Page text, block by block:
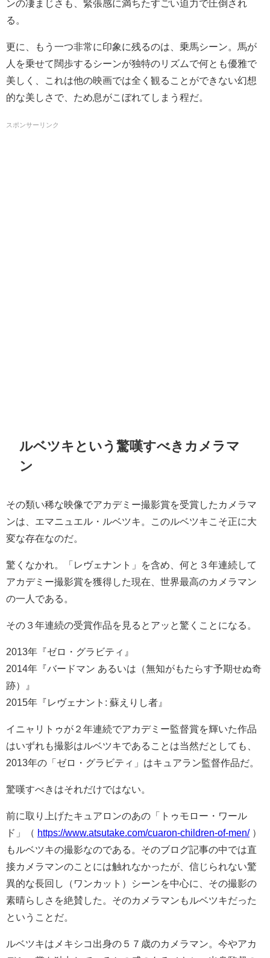
ンの凄まじさも、緊張感に満ちたすごい迫力で圧倒され
る。
更に、もう一つ非常に印象に残るのは、乗馬シーン。馬が
人を乗せて闊歩するシーンが独特のリズムで何とも優雅で
美しく、これは他の映画では全く観ることができない幻想
的な美しさで、ため息がこぼれてしまう程だ。
スポンサーリンク
ルベツキという驚嘆すべきカメラマ
ン
その類い稀な映像でアカデミー撮影賞を受賞したカメラマ
ンは、エマニュエル・ルベツキ。このルベツキこそ正に大
変な存在なのだ。
驚くなかれ。「レヴェナント」を含め、何と３年連続して
アカデミー撮影賞を獲得した現在、世界最高のカメラマン
の一人である。
その３年連続の受賞作品を見るとアッと驚くことになる。
2013年『ゼロ・グラビティ』
2014年『バードマン あるいは（無知がもたらす予期せぬ奇
跡）』
2015年『レヴェナント: 蘇えりし者』
イニャリトゥが２年連続でアカデミー監督賞を輝いた作品
はいずれも撮影はルベツキであることは当然だとしても、
2013年の「ゼロ・グラビティ」はキュアラン監督作品だ。
驚嘆すべきはそれだけではない。
前に取り上げたキュアロンのあの「トゥモロー・ワール
ド」（ https://www.atsutake.com/cuaron-children-of-men/‎）
もルベツキの撮影なのである。そのブログ記事の中では直
接カメラマンのことには触れなかったが、信じられない驚
異的な長回し（ワンカット）シーンを中心に、その撮影の
素晴らしさを絶賛した。そのカメラマンもルベツキだった
ということだ。
ルベツキはメキシコ出身の５７歳のカメラマン。今やアカ